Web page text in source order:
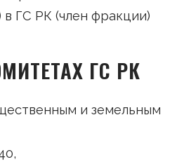
ГС РК (член фракции)
ГС РК
и земельным